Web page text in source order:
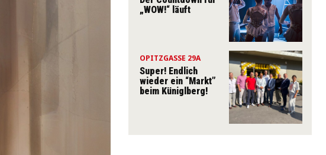
„WOW!“ läuft
OPITZGASSE 29A
Super! Endlich
wieder ein “Markt”
beim Küniglberg!